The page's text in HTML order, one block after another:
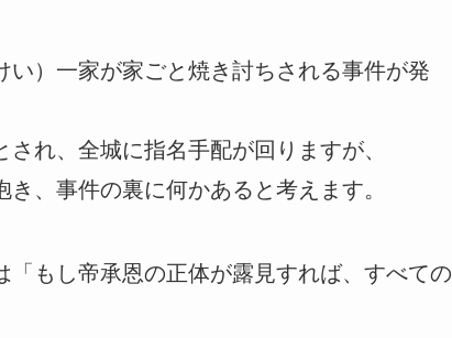
）一家が家ごと焼き討ちされる事件が発
れ、全城に指名手配が回りますが、
、事件の裏に何かあると考えます。
もし帝承恩の正体が露見すれば、すべての